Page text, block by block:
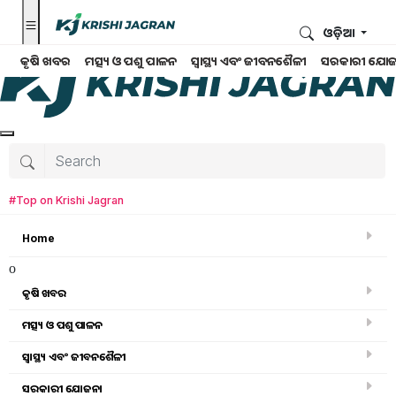
କୃଷି ଖବର ମତ୍ସ୍ୟ ଓ ପଶୁ ପାଳନ ସ୍ୱାସ୍ଥ୍ୟ ଏବଂ ଜୀବନଶୈଳୀ ସରକାରୀ
ଓଡ଼ିଆ
#Top on Krishi Jagran
Home
o
କୃଷି ଖବର
ମତ୍ସ୍ୟ ଓ ପଶୁ ପାଳନ
ସ୍ୱାସ୍ଥ୍ୟ ଏବଂ ଜୀବନଶୈଳୀ
ସରକାରୀ ଯୋଜନା
କୃଷି ଖବର